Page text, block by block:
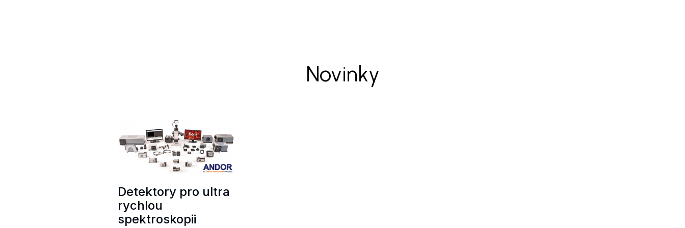
Novinky
Detektory pro ultra
rychlou
spektroskopii